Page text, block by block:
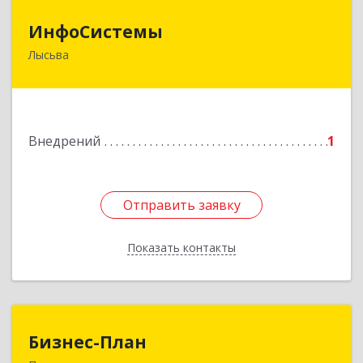
ИнфоСистемы
Лысьва
Внедрений 1
Отправить заявку
Показать контакты
618900, Пермский край, Лысьва г, Мира ул, дом
Отправить заявку
Назад
Бизнес-План